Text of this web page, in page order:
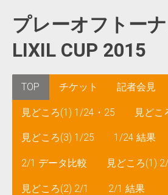
プレーオフトー
LIXIL CUP 2015
TOP チケット 記者会見
見どころ(1) 1/24・25 見どこ
見どころ(3) 1/25 1/24 結果
2/1 データ比較 見どころ(1)
見どころ(2) 2/1 2/1 結果